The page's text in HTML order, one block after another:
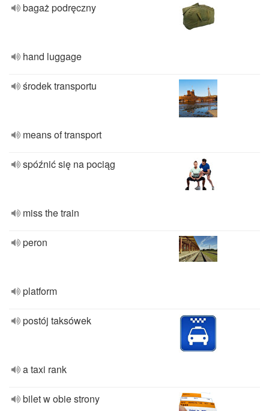
bagaż podręczny
hand luggage
środek transportu
means of transport
spóźnić się na pociąg
miss the train
peron
platform
postój taksówek
a taxi rank
bilet w obie strony